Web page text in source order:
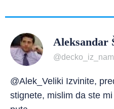
Aleksandar
@Alek_Veliki Izvinite,
stignete, mislim da ste